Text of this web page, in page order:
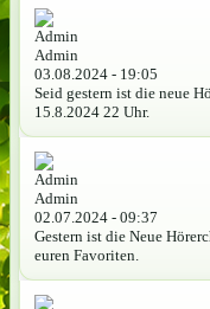
Admin
03.08.2024 - 19:05
Seid gestern ist die neue
15.8.2024 22 Uhr.
Admin
02.07.2024 - 09:37
Gestern ist die Neue
euren Favoriten.